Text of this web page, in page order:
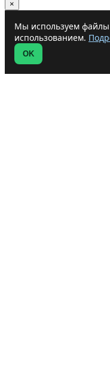
×
Мы используем файлы
использованием.
OK